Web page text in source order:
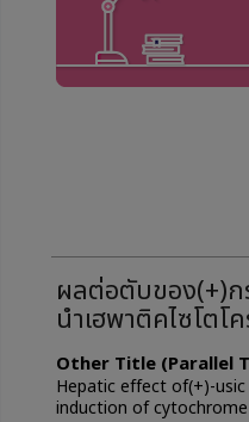
ผลต่อตับของ(+)ก
นำเฮพาติคไซโต
Other Title (Parallel
Hepatic effect of(+)-
induction of